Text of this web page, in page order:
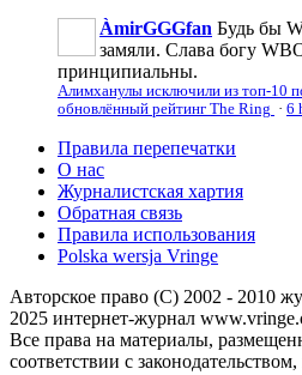
ÀmirGGGfan Будь бы
замяли. Слава богу
принципиальны.
Алимханулы исключили из топ-10
обновлённый рейтинг The Ring · 6
Правила перепечатки
О нас
Журналистская хартия
Обратная связь
Правила использования
Polska wersja Vringe
Авторское право (С) 2002 - 2010
2025 интернет-журнал
Все права на материалы,
соответствии с